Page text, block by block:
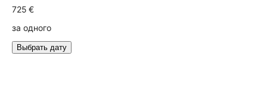
725 €
за одного
Выбрать дату